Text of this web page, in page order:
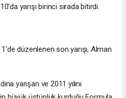
yarışı birinci sırada bitirdi.
düzenlenen son yarışı, Alman
yarışan ve 2011 yılını